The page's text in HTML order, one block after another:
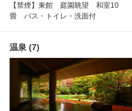
【禁煙】東館 庭園眺望 和室10
畳 バス・トイレ・洗面付
温泉 (7)